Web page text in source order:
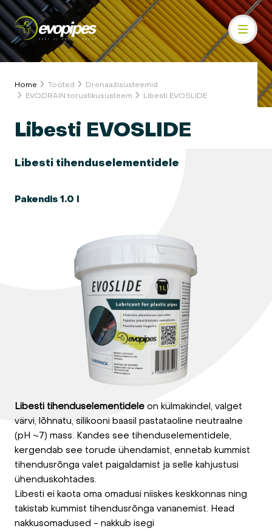
Home Tooted
Drenaažisüsteemid
EVODRAIN torustikusüsteem
Libesti EVOSLIDE
Libesti EVOSLIDE
Libesti tihenduselementidele
Pakendis 1.0 l
Libesti tihenduselementidele on külmakindel, valget
värvi, lõhnatu, silikooni baasil pastataoline neutraalne
(pH ~7) mass. Kandes see tihenduselementidele,
kergendab see torude ühendamist, ennetab kummist
tihendusrõnga valet paigaldamist ja selle kahjustusi
ühenduskohtades.
Libesti ei kaota oma omadusi niiskes keskkonnas ning
takistab kummist tihendusrõnga vananemist. Head
nakkusomadused - nakkub isegi